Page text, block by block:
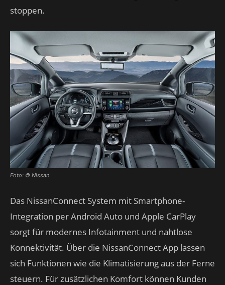
stoppen.
Foto: © Nissan
Das NissanConnect System mit Smartphone-
Integration per Android Auto und Apple CarPlay
sorgt für modernes Infotainment und nahtlose
Konnektivität. Über die NissanConnect App lassen
sich Funktionen wie die Klimatisierung aus der Ferne
steuern. Für zusätzlichen Komfort können Kunden